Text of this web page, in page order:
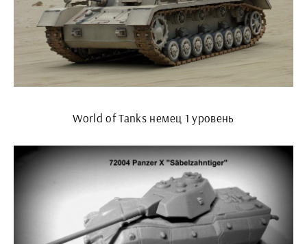
World of Tanks немец 1 уровень